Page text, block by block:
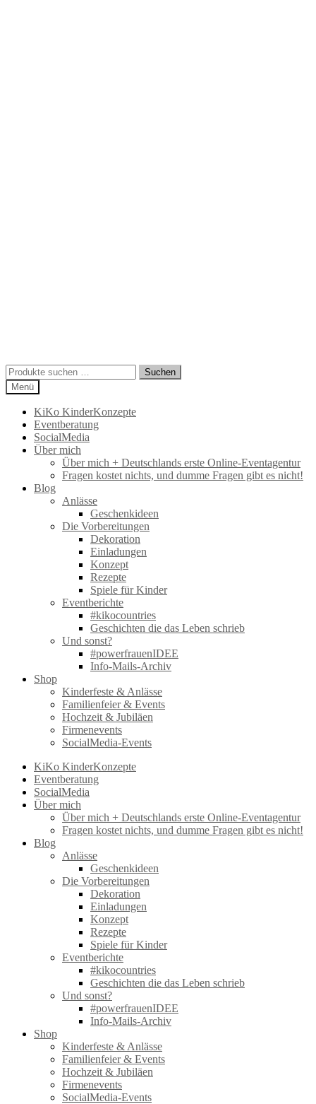
Suchen
nach:
Suchen
Menü
KiKo KinderKonzepte
Eventberatung
SocialMedia
Über mich
Über mich + Deutschlands erste Online-Eventagentur
Fragen kostet nichts, und dumme Fragen gibt es nicht!
Blog
Anlässe
Geschenkideen
Die Vorbereitungen
Dekoration
Einladungen
Konzept
Rezepte
Spiele für Kinder
Eventberichte
#kikocountries
Geschichten die das Leben schrieb
Und sonst?
#powerfrauenIDEE
Info-Mails-Archiv
Shop
Kinderfeste & Anlässe
Familienfeier & Events
Hochzeit & Jubiläen
Firmenevents
SocialMedia-Events
KiKo KinderKonzepte
Eventberatung
SocialMedia
Über mich
Über mich + Deutschlands erste Online-Eventagentur
Fragen kostet nichts, und dumme Fragen gibt es nicht!
Blog
Anlässe
Geschenkideen
Die Vorbereitungen
Dekoration
Einladungen
Konzept
Rezepte
Spiele für Kinder
Eventberichte
#kikocountries
Geschichten die das Leben schrieb
Und sonst?
#powerfrauenIDEE
Info-Mails-Archiv
Shop
Kinderfeste & Anlässe
Familienfeier & Events
Hochzeit & Jubiläen
Firmenevents
SocialMedia-Events